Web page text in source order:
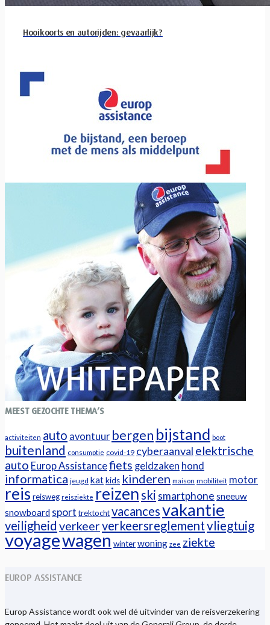
Hooikoorts en autorijden: gevaarlijk?
MEEST GEZOCHTE THEMA’S
activiteiten auto avontuur bergen bijstand boot
buitenland consumptie covid-19 cyberaanval elektrische
auto Europ Assistancefiets geldzaken hond
informatica jeugd katkids kinderen maison mobiliteit motor
reis reisweg reisziekte reizen ski smartphone sneeuw
snowboard sport trektochtvacancesvakantie
veiligheid verkeerverkeersreglementvliegtuig
voyagewagenwinterwoning zee ziekte
EUROP ASSISTANCE
Europ Assistance wordt ook wel dé uitvinder van de reisverzekering